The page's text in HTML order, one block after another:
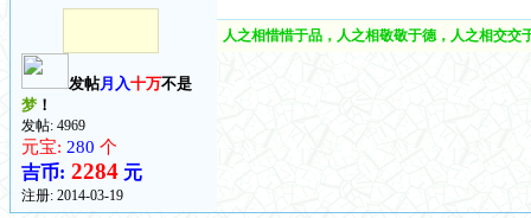
发帖月入十万不是
梦！
发帖: 4969
元宝: 280 个
吉币: 2284元
注册: 2014-03-19
人之相惜惜于品，人之相敬敬于德，人之相交